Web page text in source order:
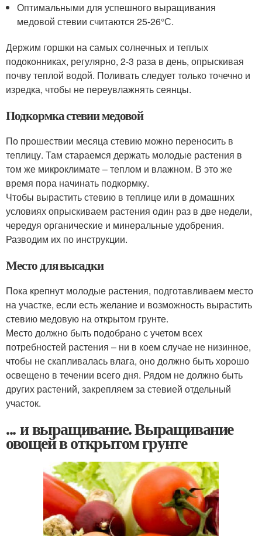
Оптимальными для успешного выращивания
медовой стевии считаются 25-26°С.
Держим горшки на самых солнечных и теплых
подоконниках, регулярно, 2-3 раза в день, опрыскивая
почву теплой водой. Поливать следует только точечно и
изредка, чтобы не переувлажнять сеянцы.
Подкормка стевии медовой
По прошествии месяца стевию можно переносить в
теплицу. Там стараемся держать молодые растения в
том же микроклимате – теплом и влажном. В это же
время пора начинать подкормку.
Чтобы вырастить стевию в теплице или в домашних
условиях опрыскиваем растения один раз в две недели,
чередуя органические и минеральные удобрения.
Разводим их по инструкции.
Место для высадки
Пока крепнут молодые растения, подготавливаем место
на участке, если есть желание и возможность вырастить
стевию медовую на открытом грунте.
Место должно быть подобрано с учетом всех
потребностей растения – ни в коем случае не низинное,
чтобы не скапливалась влага, оно должно быть хорошо
освещено в течении всего дня. Рядом не должно быть
других растений, закрепляем за стевией отдельный
участок.
... и выращивание. Выращивание
овощей в открытом грунте